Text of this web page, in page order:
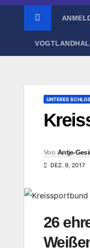
UNTERES
Von Antje-
DEZ. 9, 2017
26